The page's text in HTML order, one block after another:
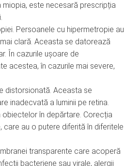
miopia, este necesară prescripția
Persoanele cu hipermetropie au
clară. Aceasta se datorează
În cazurile ușoare de
acestea, în cazurile mai severe,
distorsionată. Aceasta se
inadecvată a luminii pe retina.
în depărtare. Corecția
au o putere diferită în diferitele
transparente care acoperă
bacteriene sau virale, alergii